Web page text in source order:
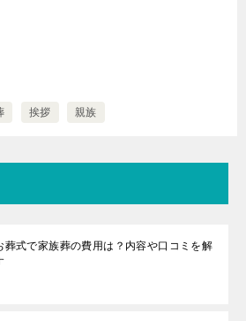
挨拶 親族
葬式で家族葬の費用は？内容や口コミを解